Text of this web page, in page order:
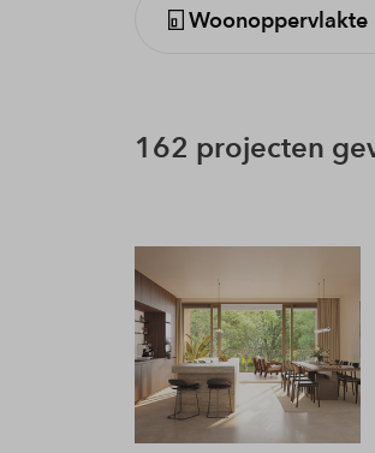
Woonoppervlakte
162 projecten